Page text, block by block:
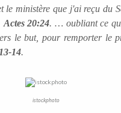
le ministère que j'ai reçu du
Actes 20:24. … oubliant ce
le but, pour remporter le
14.
istockphoto